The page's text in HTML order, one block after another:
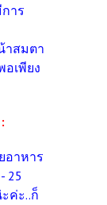
าร
าสมตา
เพียง
อาหาร
25
ค่ะ..ก็